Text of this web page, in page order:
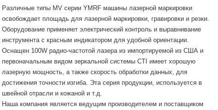
Различные типы MV серии YMRF машины лазерной маркировки
освобождает площадь для лазерной маркировки, гравировки и резки.
Оборудование применяет электрический контроль и выравнивание
инструмента с красным индикатором для удобной ориентации.
Оснащен 100W радио-частотой лазера из импортируемой из США и
первоначальным видом зеркальной системы CTI имеет хорошую
лазерную мощность, а также скорость обработки данных, для
достижения точности изгиба. Эта серия продукции, используется в
швейной отрасли и кожаной и т.д.
Наша компания является ведущим производителем и поставщиком